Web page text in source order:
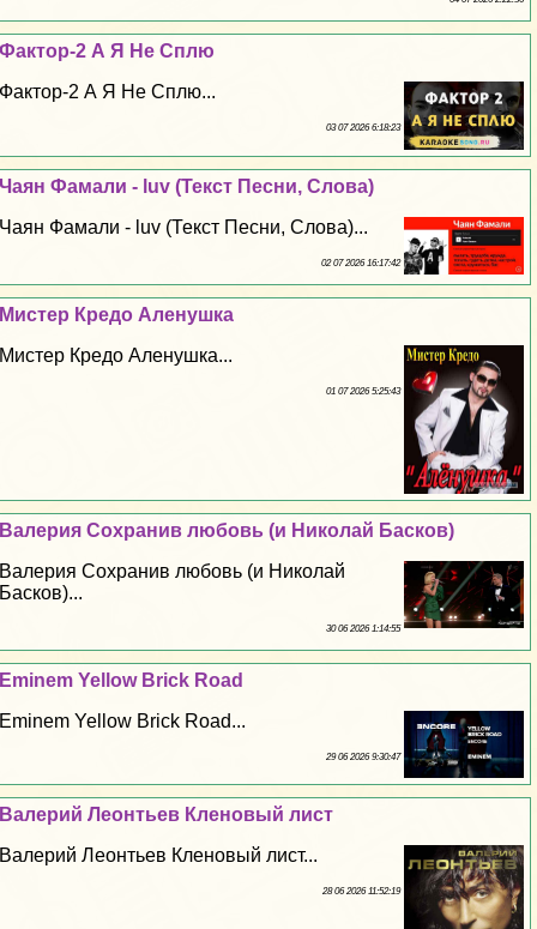
Фактор-2 А Я Не Сплю
Фактор-2 А Я Не Сплю...
03 07 2026 6:18:23
Чаян Фамали - luv (Текст Песни, Слова)
Чаян Фамали - luv (Текст Песни, Слова)...
02 07 2026 16:17:42
Мистер Кредо Аленушка
Мистер Кредо Аленушка...
01 07 2026 5:25:43
Валерия Сохранив любовь (и Николай Басков)
Валерия Сохранив любовь (и Николай
Басков)...
30 06 2026 1:14:55
Eminem Yellow Brick Road
Eminem Yellow Brick Road...
29 06 2026 9:30:47
Валерий Леонтьев Кленовый лист
Валерий Леонтьев Кленовый лист...
28 06 2026 11:52:19